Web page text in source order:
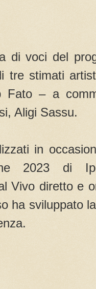
di voci del
tre stimati
Fato – a
Aligi Sassu.
in
2023 di
Vivo diretto e
ha sviluppato